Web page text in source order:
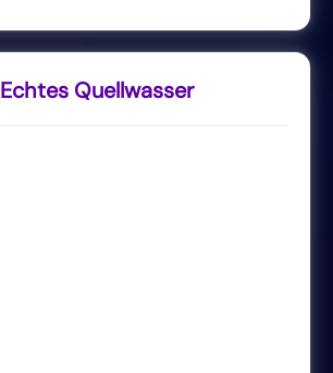
Echtes Quellwasser